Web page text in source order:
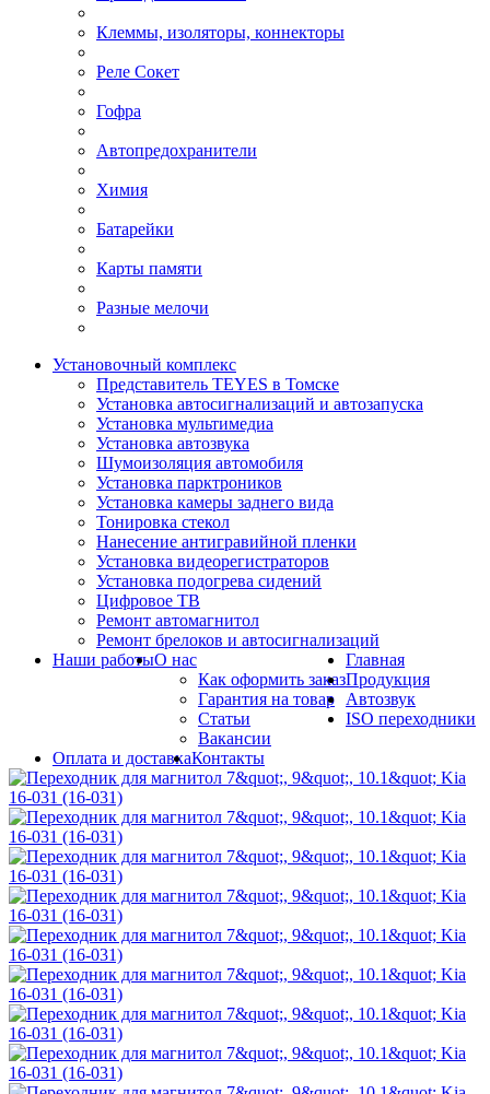
Клеммы, изоляторы, коннекторы
Реле Сокет
Гофра
Автопредохранители
Химия
Батарейки
Карты памяти
Разные мелочи
Установочный комплекс
Представитель TEYES в Томске
Установка автосигнализаций и автозапуска
Установка мультимедиа
Установка автозвука
Шумоизоляция автомобиля
Установка парктроников
Установка камеры заднего вида
Тонировка стекол
Нанесение антигравийной пленки
Установка видеорегистраторов
Установка подогрева сидений
Цифровое ТВ
Ремонт автомагнитол
Ремонт брелоков и автосигнализаций
Наши работыО нас
Как оформить заказ
Гарантия на товар
Статьи
Вакансии
Оплата и доставкаКонтакты
Главная
Продукция
Автозвук
ISO переходники